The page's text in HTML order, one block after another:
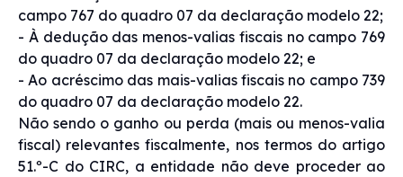
campo 767 do quadro 07 da declaração modelo 22;
- À dedução das menos-valias fiscais no campo 769
do quadro 07 da declaração modelo 22; e
- Ao acréscimo das mais-valias fiscais no campo 739
do quadro 07 da declaração modelo 22.
Não sendo o ganho ou perda (mais ou menos-valia
fiscal) relevantes fiscalmente, nos termos do artigo
51.º-C do CIRC, a entidade não deve proceder ao